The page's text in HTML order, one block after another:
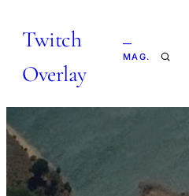
Twitch
Overlay
—
MAG.